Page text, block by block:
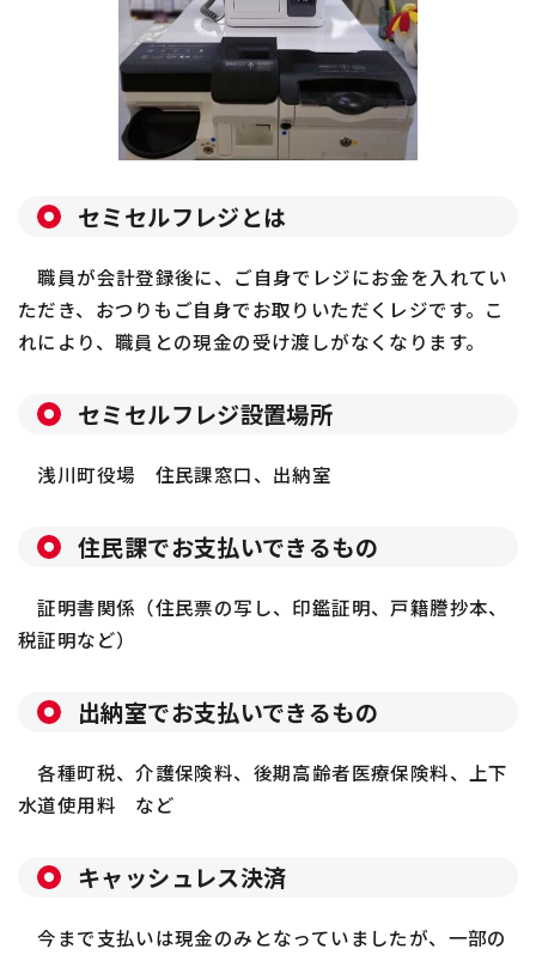
セミセルフレジとは
職員が会計登録後に、ご自身でレジにお金を入れてい
ただき、おつりもご自身でお取りいただくレジです。こ
れにより、職員との現金の受け渡しがなくなります。
セミセルフレジ設置場所
浅川町役場 住民課窓口、出納室
住民課でお支払いできるもの
証明書関係（住民票の写し、印鑑証明、戸籍謄抄本、
税証明など）
出納室でお支払いできるもの
各種町税、介護保険料、後期高齢者医療保険料、上下
水道使用料 など
キャッシュレス決済
今まで支払いは現金のみとなっていましたが、一部の